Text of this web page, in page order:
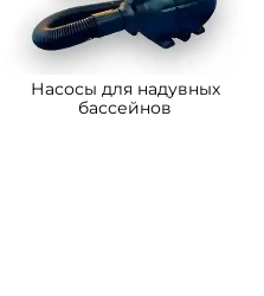
Насосы для надувных
бассейнов